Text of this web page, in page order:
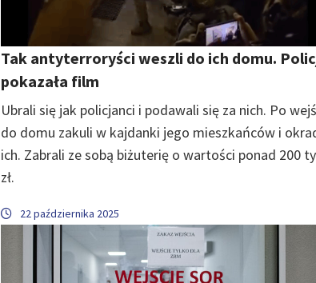
Tak antyterroryści weszli do ich domu.
pokazała film
Ubrali się jak policjanci i podawali się za nich. Po
do domu zakuli w kajdanki jego mieszkańców i
ich. Zabrali ze sobą biżuterię o wartości ponad 200
zł.
22 października 2025